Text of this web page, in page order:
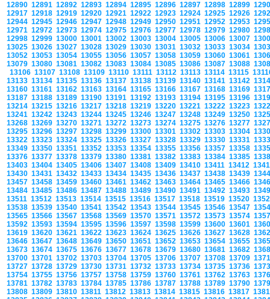
12890 12891 12892 12893 12894 12895 12896 12897 12898 12899
12917 12918 12919 12920 12921 12922 12923 12924 12925 12926
12944 12945 12946 12947 12948 12949 12950 12951 12952 12953
12971 12972 12973 12974 12975 12976 12977 12978 12979 12980
12998 12999 13000 13001 13002 13003 13004 13005 13006 13007
13025 13026 13027 13028 13029 13030 13031 13032 13033 13034
13052 13053 13054 13055 13056 13057 13058 13059 13060 13061
13079 13080 13081 13082 13083 13084 13085 13086 13087 13088
13106 13107 13108 13109 13110 13111 13112 13113 13114 13115
13133 13134 13135 13136 13137 13138 13139 13140 13141 13142
13160 13161 13162 13163 13164 13165 13166 13167 13168 13169
13187 13188 13189 13190 13191 13192 13193 13194 13195 13196
13214 13215 13216 13217 13218 13219 13220 13221 13222 13223
13241 13242 13243 13244 13245 13246 13247 13248 13249 13250
13268 13269 13270 13271 13272 13273 13274 13275 13276 13277
13295 13296 13297 13298 13299 13300 13301 13302 13303 13304
13322 13323 13324 13325 13326 13327 13328 13329 13330 13331
13349 13350 13351 13352 13353 13354 13355 13356 13357 13358
13376 13377 13378 13379 13380 13381 13382 13383 13384 13385
13403 13404 13405 13406 13407 13408 13409 13410 13411 13412
13430 13431 13432 13433 13434 13435 13436 13437 13438 13439
13457 13458 13459 13460 13461 13462 13463 13464 13465 13466
13484 13485 13486 13487 13488 13489 13490 13491 13492 13493
13511 13512 13513 13514 13515 13516 13517 13518 13519 13520
13538 13539 13540 13541 13542 13543 13544 13545 13546 13547
13565 13566 13567 13568 13569 13570 13571 13572 13573 13574
13592 13593 13594 13595 13596 13597 13598 13599 13600 13601
13619 13620 13621 13622 13623 13624 13625 13626 13627 13628
13646 13647 13648 13649 13650 13651 13652 13653 13654 13655
13673 13674 13675 13676 13677 13678 13679 13680 13681 13682
13700 13701 13702 13703 13704 13705 13706 13707 13708 13709
13727 13728 13729 13730 13731 13732 13733 13734 13735 13736
13754 13755 13756 13757 13758 13759 13760 13761 13762 13763
13781 13782 13783 13784 13785 13786 13787 13788 13789 13790
13808 13809 13810 13811 13812 13813 13814 13815 13816 13817